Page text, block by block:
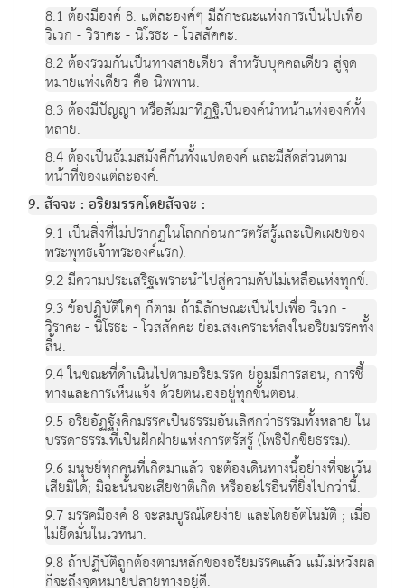
8.1 ต้องมีองค์ 8. แต่ละองค์ๆ มีลักษณะแห่งการเป็นไปเพื่อ
วิเวก - วิราคะ - นิโรธะ - โวสสัคคะ.
8.2 ต้องรวมกันเป็นทางสายเดียว สำหรับบุคคลเดียว สู่จุด
หมายแห่งเดียว คือ นิพพาน.
8.3 ต้องมีปัญญา หรือสัมมาทิฏฐิเป็นองค์นำหน้าแห่งองค์ทั้ง
หลาย.
8.4 ต้องเป็นธัมมสมังคีกันทั้งแปดองค์ และมีสัดส่วนตาม
หน้าที่ของแต่ละองค์.
9. สัจจะ : อริยมรรคโดยสัจจะ :
9.1 เป็นสิ่งที่ไม่ปรากฏในโลกก่อนการตรัสรู้และเปิดเผยของ
พระพุทธเจ้าพระองค์แรก).
9.2 มีความประเสริฐเพราะนำไปสู่ความดับไม่เหลือแห่งทุกข์.
9.3 ข้อปฏิบัติใดๆ ก็ตาม ถ้ามีลักษณะเป็นไปเพื่อ วิเวก -
วิราคะ - นิโรธะ - โวสสัคคะ ย่อมสงเคราะห์ลงในอริยมรรคทั้ง
สิ้น.
9.4 ในขณะที่ดำเนินไปตามอริยมรรค ย่อมมีการสอน, การชี้
ทางและการเห็นแจ้ง ด้วยตนเองอยู่ทุกขั้นตอน.
9.5 อริยอัฏฐังคิกมรรคเป็นธรรมอันเลิศกว่าธรรมทั้งหลาย ใน
บรรดาธรรมที่เป็นฝักฝ่ายแห่งการตรัสรู้ (โพธิปักขิยธรรม).
9.6 มนุษย์ทุกคนที่เกิดมาแล้ว จะต้องเดินทางนี้อย่างที่จะเว้น
เสียมิได้; มิฉะนั้นจะเสียชาติเกิด หรืออะไรอื่นที่ยิ่งไปกว่านี้.
9.7 มรรคมีองค์ 8 จะสมบูรณ์โดยง่าย และโดยอัตโนมัติ ; เมื่อ
ไม่ยึดมั่นในเวทนา.
9.8 ถ้าปฏิบัติถูกต้องตามหลักของอริยมรรคแล้ว แม้ไม่หวังผล
ก็จะถึงจุดหมายปลายทางอยู่ดี.